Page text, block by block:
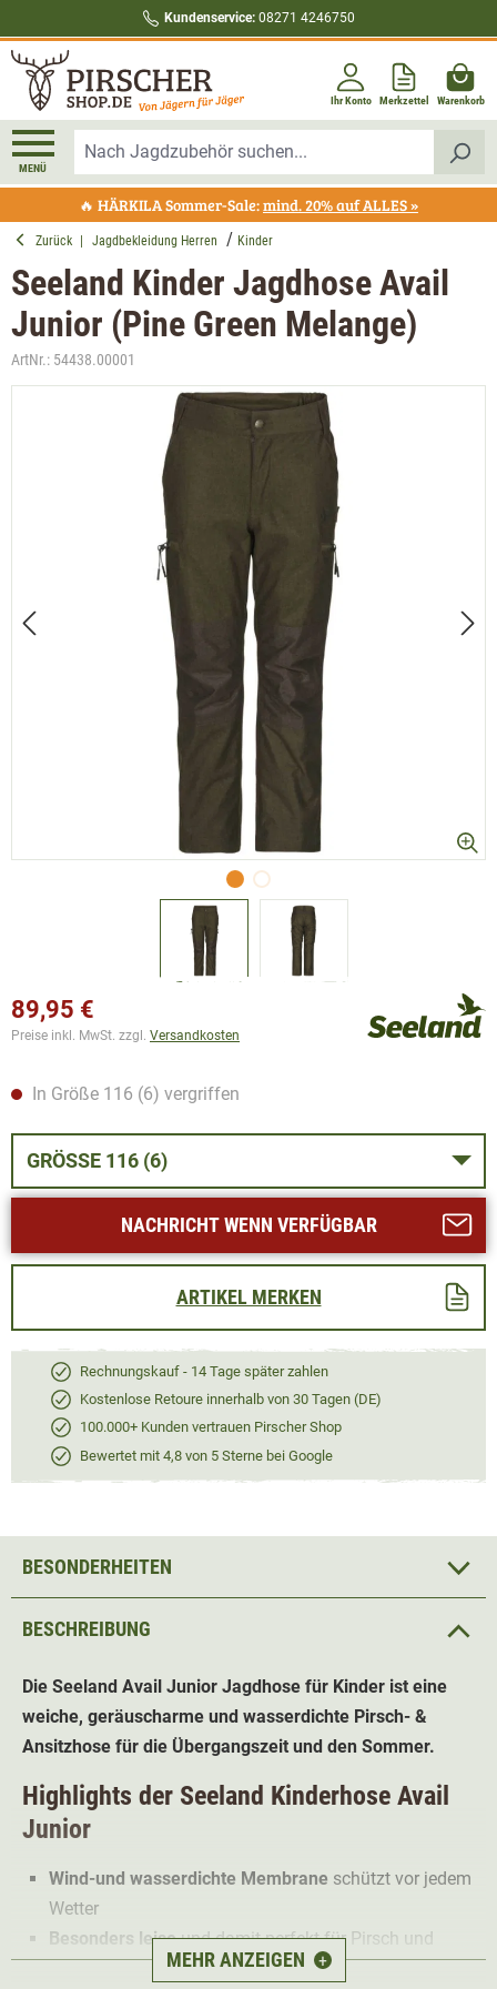
Kundenservice: 08271 4246750
Ihr Konto Merkzettel Warenkorb
MENÜ
🔥 HÄRKILA Sommer-Sale:mind. 20% auf ALLES »
Zurück Jagdbekleidung Herren Kinder
Seeland Kinder Jagdhose Avail
Junior (Pine Green Melange)
ArtNr.: 54438.00001
Bildergalerie überspringen
89,95 €
Preise inkl. MwSt. zzgl. Versandkosten
In Größe 116 (6) vergriffen
GRÖSSE 116 (6)
NACHRICHT WENN VERFÜGBAR
ARTIKEL MERKEN
Rechnungskauf - 14 Tage später zahlen
Kostenlose Retoure innerhalb von 30 Tagen (DE)
100.000+ Kunden vertrauen Pirscher Shop
Bewertet mit 4,8 von 5 Sterne bei Google
BESCHREIBUNG
Die Seeland Avail Junior Jagdhose für Kinder ist eine
weiche, geräuscharme und wasserdichte Pirsch- &
Ansitzhose für die Übergangszeit und den Sommer.
Highlights der Seeland Kinderhose Avail
Junior
Wind-und wasserdichte Membrane schützt vor jedem
Wetter
Besonders leiseund damit perfekt für Pirsch und
MEHR ANZEIGEN +
BESONDERHEITEN